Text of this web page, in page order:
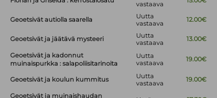
vastaava
Geoetsivät autiolla saarella
Uutta
vastaava
12.00€
Geoetsivät ja jäätävä mysteeri
Uutta
vastaava
13.00€
Geoetsivät ja kadonnut
muinaispurkka : salapoliisitarinoita
Uutta
vastaava
19.00€
Geoetsivät ja koulun kummitus
Uutta
vastaava
19.00€
Geoetsivät ja muinaishaudan